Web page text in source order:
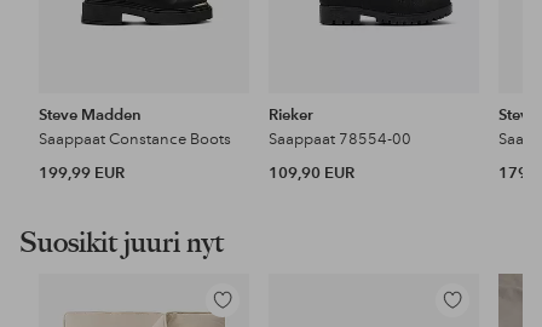
Steve Madden
Saappaat Constance Boots
199,99 EUR
Rieker
Saappaat 78554-00
109,90 EUR
Suosikit juuri nyt
Lisää
Lisää